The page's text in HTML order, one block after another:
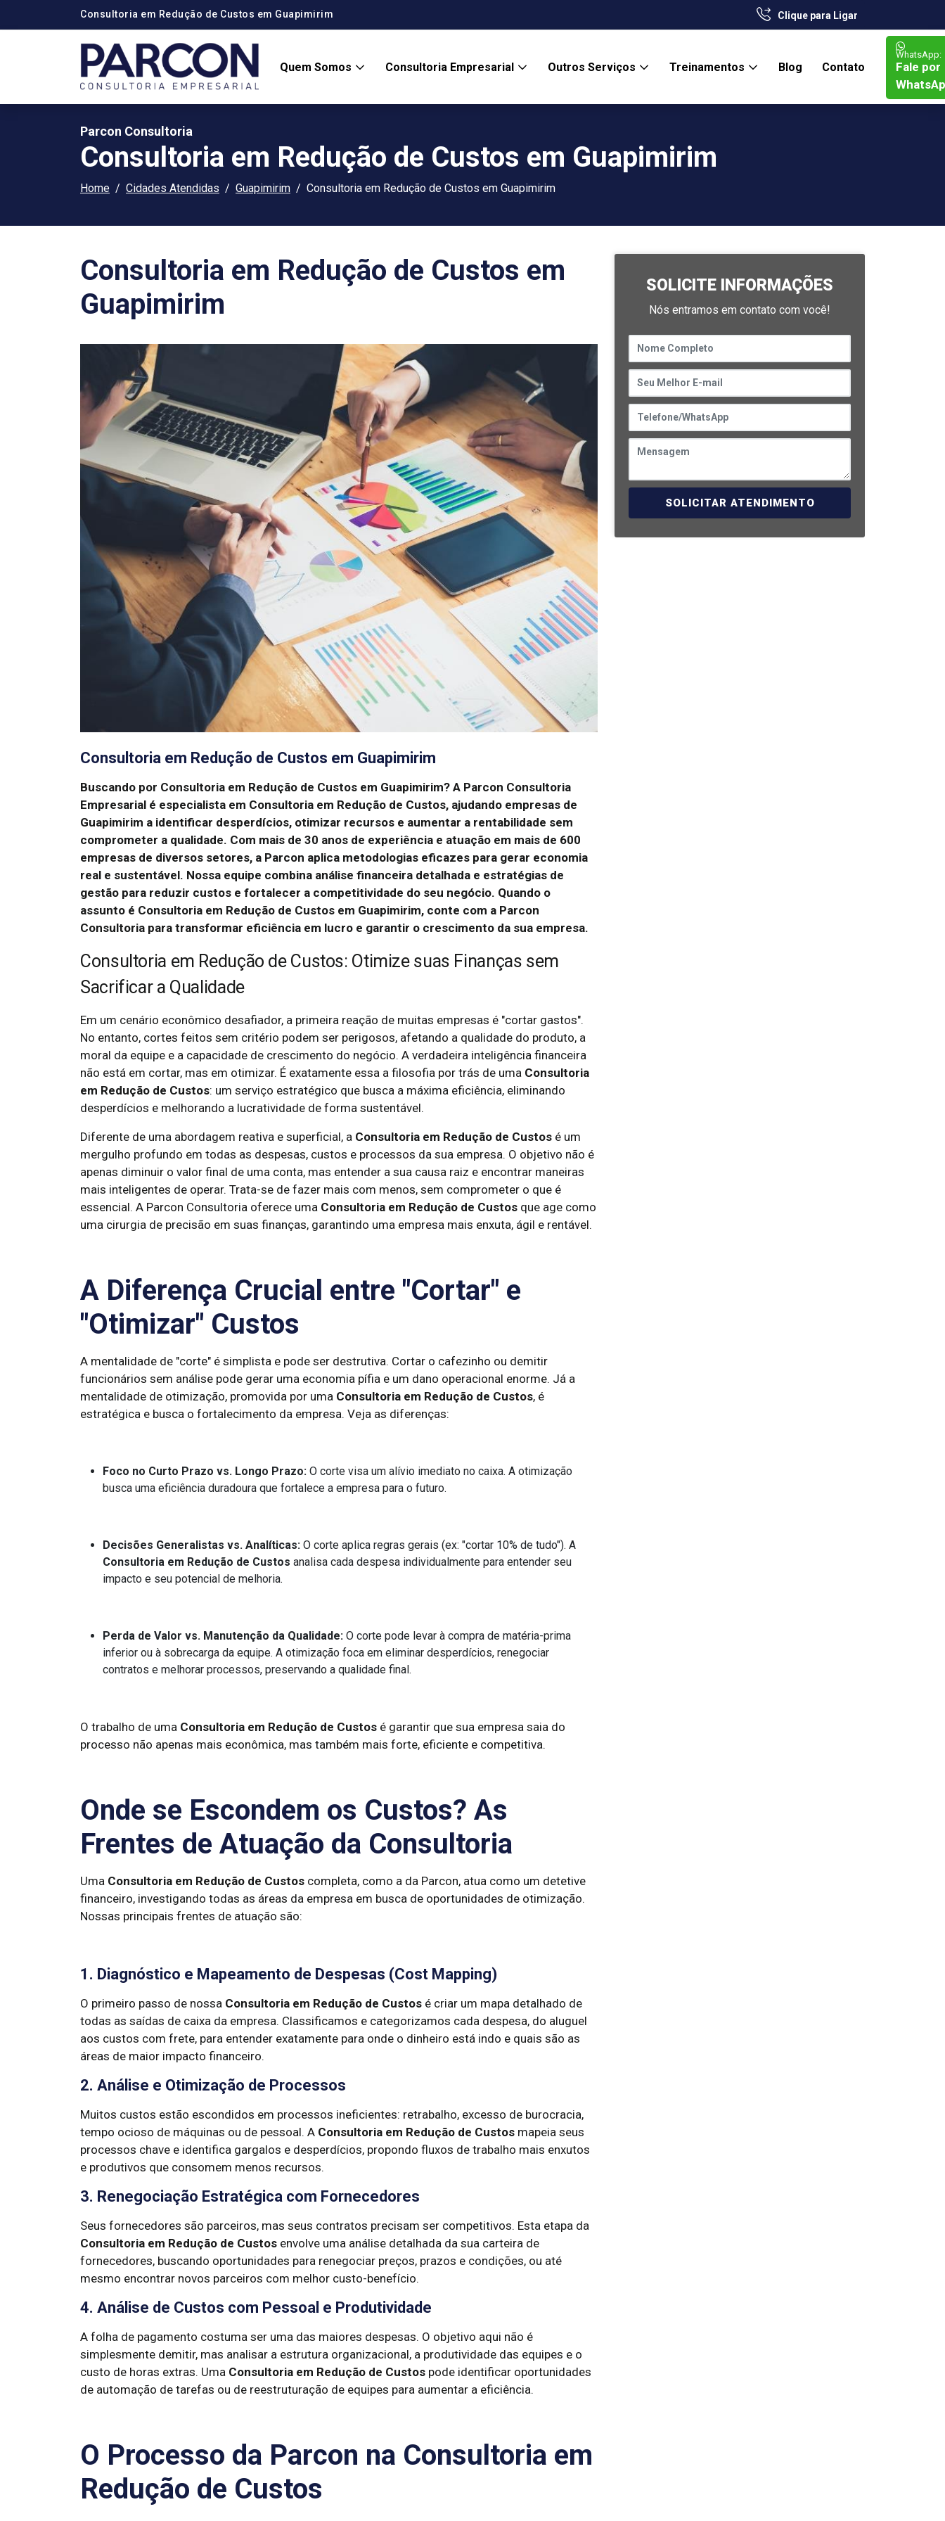
Consultoria em Redução de Custos em Guapimirim Clique para Ligar
WhatsApp:
Fale por
Quem Somos Consultoria Empresarial Outros Serviços Treinamentos Blog Contato
Parcon Consultoria
Consultoria em Redução de Custos em Guapimirim
Home Cidades Atendidas Guapimirim Consultoria em Redução de Custos em Guapimirim
Consultoria em Redução de Custos em
Guapimirim
Consultoria em Redução de Custos em Guapimirim
Buscando por Consultoria em Redução de Custos em Guapimirim? A Parcon Consultoria
Empresarial é especialista em Consultoria em Redução de Custos, ajudando empresas de
Guapimirim a identificar desperdícios, otimizar recursos e aumentar a rentabilidade sem
comprometer a qualidade. Com mais de 30 anos de experiência e atuação em mais de 600
empresas de diversos setores, a Parcon aplica metodologias eficazes para gerar economia
real e sustentável. Nossa equipe combina análise financeira detalhada e estratégias de
gestão para reduzir custos e fortalecer a competitividade do seu negócio. Quando o
assunto é Consultoria em Redução de Custos em Guapimirim, conte com a Parcon
Consultoria para transformar eficiência em lucro e garantir o crescimento da sua empresa.
Consultoria em Redução de Custos: Otimize suas Finanças sem
Sacrificar a Qualidade
Em um cenário econômico desafiador, a primeira reação de muitas empresas é "cortar gastos".
No entanto, cortes feitos sem critério podem ser perigosos, afetando a qualidade do produto, a
moral da equipe e a capacidade de crescimento do negócio. A verdadeira inteligência financeira
não está em cortar, mas em otimizar. É exatamente essa a filosofia por trás de uma Consultoria
em Redução de Custos: um serviço estratégico que busca a máxima eficiência, eliminando
desperdícios e melhorando a lucratividade de forma sustentável.
Diferente de uma abordagem reativa e superficial, a Consultoria em Redução de Custos é um
mergulho profundo em todas as despesas, custos e processos da sua empresa. O objetivo não é
apenas diminuir o valor final de uma conta, mas entender a sua causa raiz e encontrar maneiras
mais inteligentes de operar. Trata-se de fazer mais com menos, sem comprometer o que é
essencial. A Parcon Consultoria oferece uma Consultoria em Redução de Custos que age como
uma cirurgia de precisão em suas finanças, garantindo uma empresa mais enxuta, ágil e rentável.
A Diferença Crucial entre "Cortar" e
"Otimizar" Custos
A mentalidade de "corte" é simplista e pode ser destrutiva. Cortar o cafezinho ou demitir
funcionários sem análise pode gerar uma economia pífia e um dano operacional enorme. Já a
mentalidade de otimização, promovida por uma Consultoria em Redução de Custos, é
estratégica e busca o fortalecimento da empresa. Veja as diferenças:
Foco no Curto Prazo vs. Longo Prazo: O corte visa um alívio imediato no caixa. A otimização
busca uma eficiência duradoura que fortalece a empresa para o futuro.
Decisões Generalistas vs. Analíticas: O corte aplica regras gerais (ex: "cortar 10% de tudo"). A
Consultoria em Redução de Custos analisa cada despesa individualmente para entender seu
impacto e seu potencial de melhoria.
Perda de Valor vs. Manutenção da Qualidade: O corte pode levar à compra de matéria-prima
inferior ou à sobrecarga da equipe. A otimização foca em eliminar desperdícios, renegociar
contratos e melhorar processos, preservando a qualidade final.
O trabalho de uma Consultoria em Redução de Custos é garantir que sua empresa saia do
processo não apenas mais econômica, mas também mais forte, eficiente e competitiva.
Onde se Escondem os Custos? As
Frentes de Atuação da Consultoria
Uma Consultoria em Redução de Custos completa, como a da Parcon, atua como um detetive
financeiro, investigando todas as áreas da empresa em busca de oportunidades de otimização.
Nossas principais frentes de atuação são:
1. Diagnóstico e Mapeamento de Despesas (Cost Mapping)
O primeiro passo de nossa Consultoria em Redução de Custos é criar um mapa detalhado de
todas as saídas de caixa da empresa. Classificamos e categorizamos cada despesa, do aluguel
aos custos com frete, para entender exatamente para onde o dinheiro está indo e quais são as
áreas de maior impacto financeiro.
2. Análise e Otimização de Processos
Muitos custos estão escondidos em processos ineficientes: retrabalho, excesso de burocracia,
tempo ocioso de máquinas ou de pessoal. A Consultoria em Redução de Custos mapeia seus
processos chave e identifica gargalos e desperdícios, propondo fluxos de trabalho mais enxutos
e produtivos que consomem menos recursos.
3. Renegociação Estratégica com Fornecedores
Seus fornecedores são parceiros, mas seus contratos precisam ser competitivos. Esta etapa da
Consultoria em Redução de Custos envolve uma análise detalhada da sua carteira de
fornecedores, buscando oportunidades para renegociar preços, prazos e condições, ou até
mesmo encontrar novos parceiros com melhor custo-benefício.
4. Análise de Custos com Pessoal e Produtividade
A folha de pagamento costuma ser uma das maiores despesas. O objetivo aqui não é
simplesmente demitir, mas analisar a estrutura organizacional, a produtividade das equipes e o
custo de horas extras. Uma Consultoria em Redução de Custos pode identificar oportunidades
de automação de tarefas ou de reestruturação de equipes para aumentar a eficiência.
O Processo da Parcon na Consultoria em
Redução de Custos
SOLICITE INFORMAÇÕES
Nós entramos em contato com você!
SOLICITAR ATENDIMENTO